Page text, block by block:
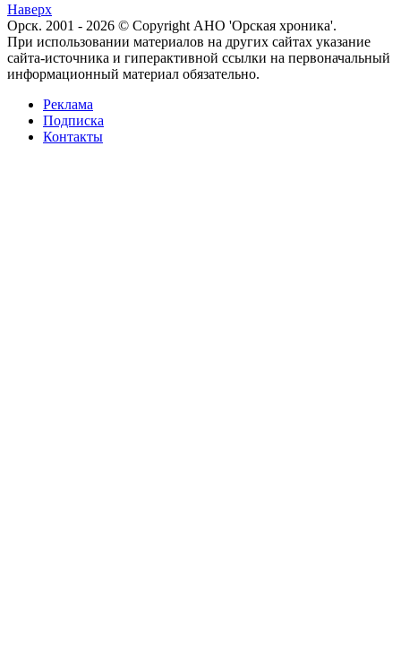
Наверх
Орск. 2001 - 2026 © Copyright АНО 'Орская хроника'.
При использовании материалов на других сайтах указание
сайта-источника и гиперактивной ссылки на первоначальный
информационный материал обязательно.
Реклама
Подписка
Контакты